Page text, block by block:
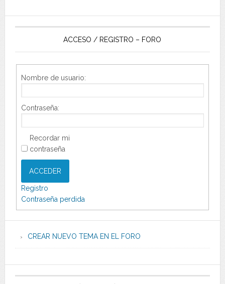
ACCESO / REGISTRO – FORO
Nombre de usuario:
Contraseña:
Recordar mi
contraseña
ACCEDER
Registro
Contraseña perdida
CREAR NUEVO TEMA EN EL FORO